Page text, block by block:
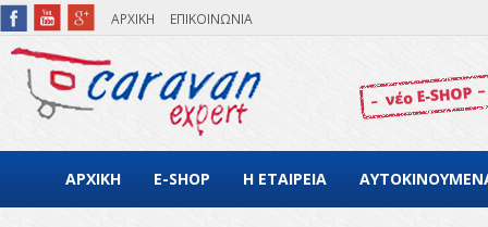
Παράκαμψη προς το κυρίως περιεχόμενο
ΑΡΧΙΚΗ ΕΠΙΚΟΙΝΩΝΙΑ
ΑΡΧΙΚΗ E-SHOP Η ΕΤΑΙΡΕΙΑ